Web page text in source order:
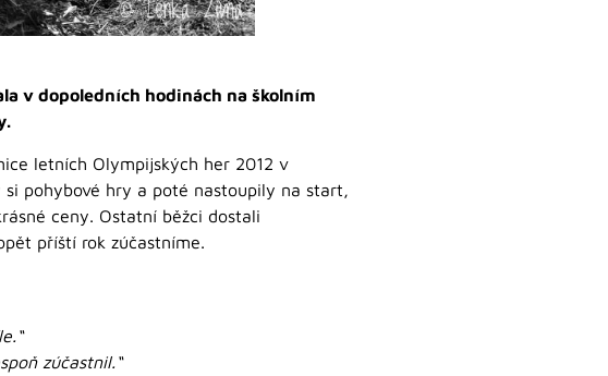
v dopoledních hodinách na školním
letních Olympijských her 2012 v
pohybové hry a poté nastoupily na start,
ceny. Ostatní běžci dostali
příští rok zúčastníme.
zúčastnil.“